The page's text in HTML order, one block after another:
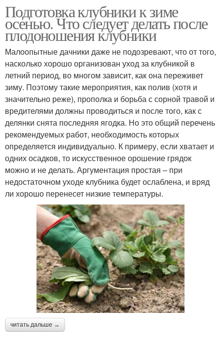
Подготовка клубники к зиме
осенью. Что следует делать после
плодоношения клубники
Малоопытные дачники даже не подозревают, что от того,
насколько хорошо организован уход за клубникой в
летний период, во многом зависит, как она переживет
зиму. Поэтому такие мероприятия, как полив (хотя и
значительно реже), прополка и борьба с сорной травой и
вредителями должны проводиться и после того, как с
делянки снята последняя ягодка. Но это общий перечень
рекомендуемых работ, необходимость которых
определяется индивидуально. К примеру, если хватает и
одних осадков, то искусственное орошение грядок
можно и не делать. Аргументация простая – при
недостаточном уходе клубника будет ослаблена, и вряд
ли хорошо перенесет низкие температуры.
читать дальше →